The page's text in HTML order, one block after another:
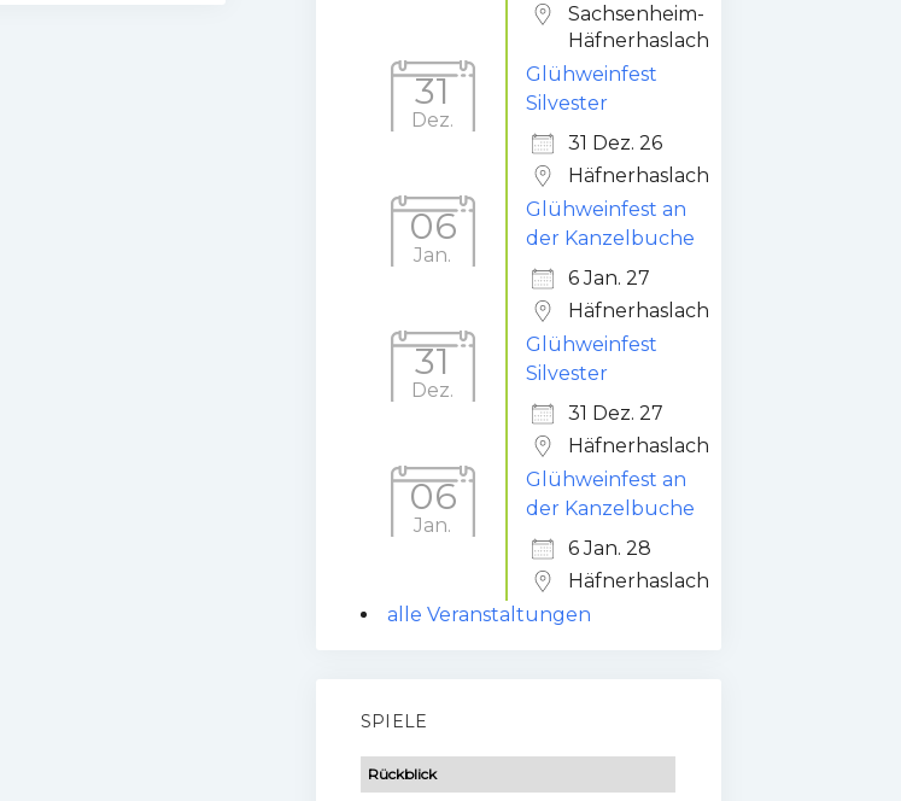
Sachsenheim-
Häfnerhaslach
31
Dez.
Glühweinfest
Silvester
31 Dez. 26
Häfnerhaslach
06
Jan.
Glühweinfest an
der Kanzelbuche
6 Jan. 27
Häfnerhaslach
31
Dez.
Glühweinfest
Silvester
31 Dez. 27
Häfnerhaslach
06
Jan.
Glühweinfest an
der Kanzelbuche
6 Jan. 28
Häfnerhaslach
alle Veranstaltungen
SPIELE
Rückblick